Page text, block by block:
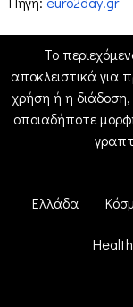
Το
αποκλειστικά για
χρήση ή η
οποιαδήποτε
Ελλάδα
Health